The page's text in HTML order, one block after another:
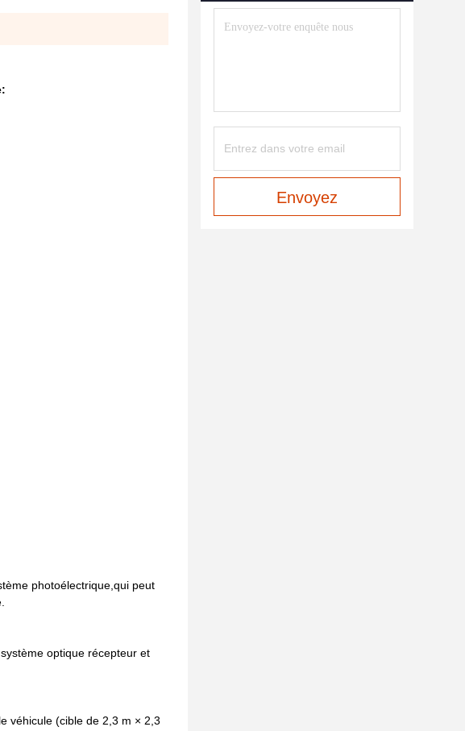
photoélectrique,qui peut
optique récepteur et
véhicule (cible de 2,3 m × 2,3
Envoyez